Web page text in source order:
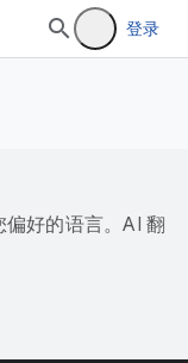
登录
好的语言。AI 翻